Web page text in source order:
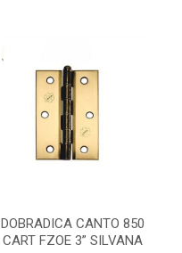
DOBRADICA CANTO 850
CART FZOE 3” SILVANA